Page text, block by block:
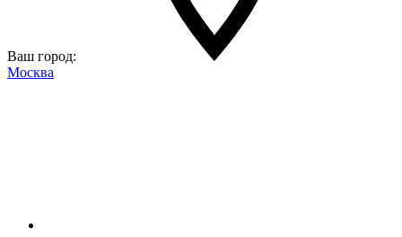
Ваш город:
Москва